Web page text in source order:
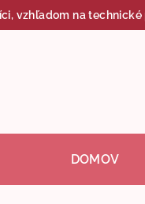
vzhľadom na
DOMOV